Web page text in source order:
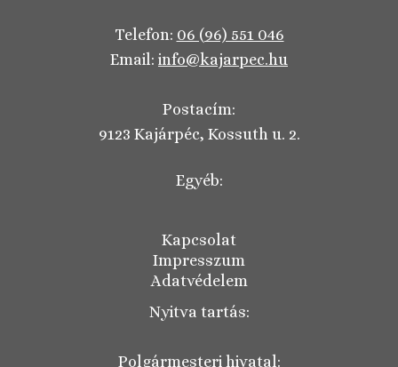
Telefon: 06 (96) 551 046
Email: info@kajarpec.hu
Postacím:
9123 Kajárpéc, Kossuth u. 2.
Egyéb:
Kapcsolat
Impresszum
Adatvédelem
Nyitva tartás:
Polgármesteri hivatal: